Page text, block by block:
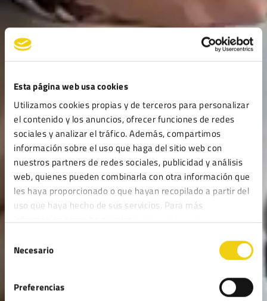
Esta página web usa cookies
Utilizamos cookies propias y de terceros para personalizar
el contenido y los anuncios, ofrecer funciones de redes
sociales y analizar el tráfico. Además, compartimos
información sobre el uso que haga del sitio web con
nuestros partners de redes sociales, publicidad y análisis
web, quienes pueden combinarla con otra información que
les haya proporcionado o que hayan recopilado a partir del
uso que haya hecho de sus servicios. Para más
información consulte nuestraPolítica de cookies.
Necesario
Preferencias